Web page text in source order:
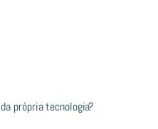
própria tecnologia?